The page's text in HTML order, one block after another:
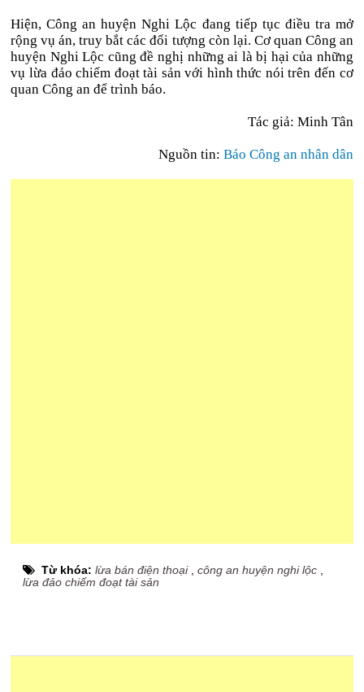
Hiện, Công an huyện Nghi Lộc đang tiếp tục điều tra mở
rộng vụ án, truy bắt các đối tượng còn lại. Cơ quan Công an
huyện Nghi Lộc cũng đề nghị những ai là bị hại của những
vụ lừa đảo chiếm đoạt tài sản với hình thức nói trên đến cơ
quan Công an để trình báo.
Tác giả: Minh Tân
Nguồn tin: Báo Công an nhân dân
Từ khóa:lừa bán điện thoại,công an huyện nghi lộc
lừa đảo chiếm đoạt tài sản